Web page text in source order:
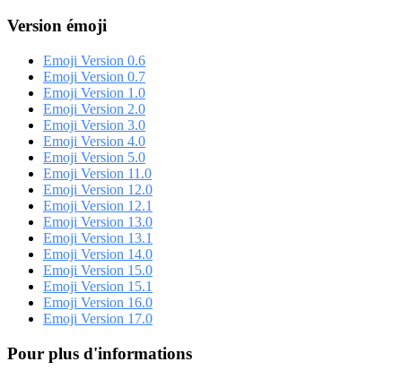
Version émoji
Emoji Version 0.6
Emoji Version 0.7
Emoji Version 1.0
Emoji Version 2.0
Emoji Version 3.0
Emoji Version 4.0
Emoji Version 5.0
Emoji Version 11.0
Emoji Version 12.0
Emoji Version 12.1
Emoji Version 13.0
Emoji Version 13.1
Emoji Version 14.0
Emoji Version 15.0
Emoji Version 15.1
Emoji Version 16.0
Emoji Version 17.0
Pour plus d'informations